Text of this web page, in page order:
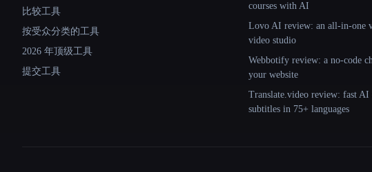
比较工具
按受众分类的工具
2026 年顶级工具
提交工具
courses with AI
Lovo AI review: an all-in-one
video studio
Webbotify review: a no-code
your website
Translate.video review: fast AI
subtitles in 75+ languages